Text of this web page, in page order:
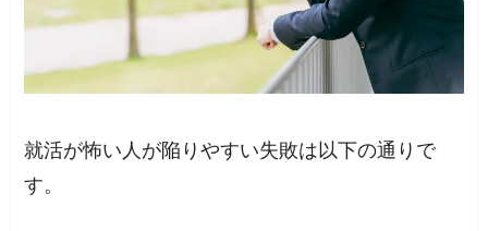
就活が怖い人が陥りやすい失敗は以下の通りで
す。